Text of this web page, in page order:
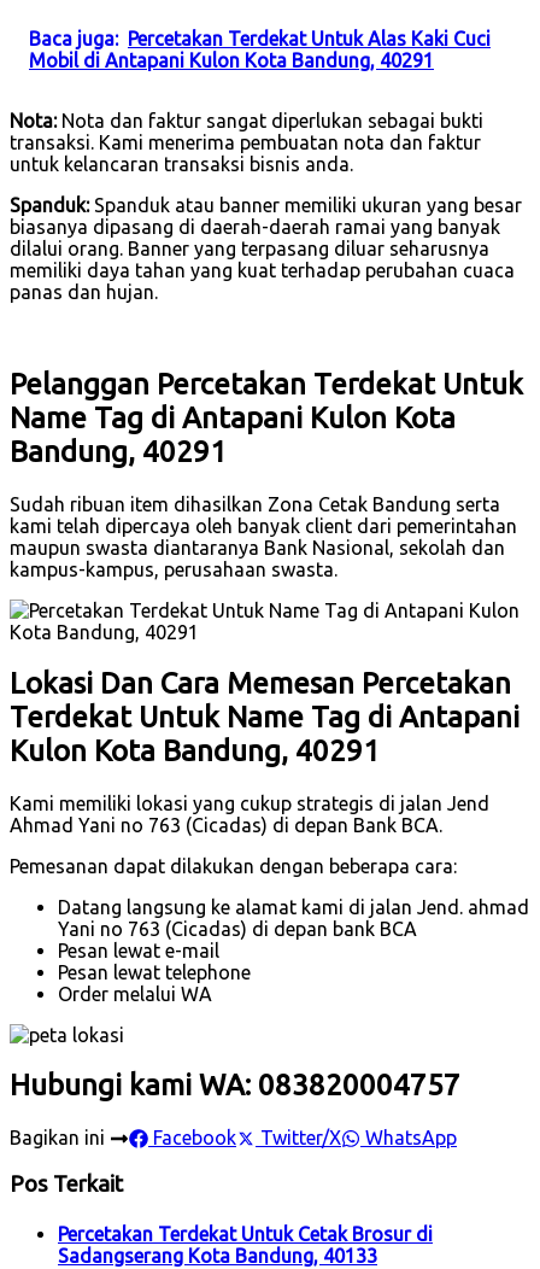
Baca juga: Percetakan Terdekat Untuk Alas Kaki Cuci
Mobil di Antapani Kulon Kota Bandung, 40291
Nota:Nota dan faktur sangat diperlukan sebagai bukti
transaksi. Kami menerima pembuatan nota dan faktur
untuk kelancaran transaksi bisnis anda.
Spanduk:Spanduk atau banner memiliki ukuran yang besar
biasanya dipasang di daerah-daerah ramai yang banyak
dilalui orang. Banner yang terpasang diluar seharusnya
memiliki daya tahan yang kuat terhadap perubahan cuaca
panas dan hujan.
Pelanggan Percetakan Terdekat Untuk
Name Tag di Antapani Kulon Kota
Bandung, 40291
Sudah ribuan item dihasilkan Zona Cetak Bandung serta
kami telah dipercaya oleh banyak client dari pemerintahan
maupun swasta diantaranya Bank Nasional, sekolah dan
kampus-kampus, perusahaan swasta.
Lokasi Dan Cara Memesan Percetakan
Terdekat Untuk Name Tag di Antapani
Kulon Kota Bandung, 40291
Kami memiliki lokasi yang cukup strategis di jalan Jend
Ahmad Yani no 763 (Cicadas) di depan Bank BCA.
Pemesanan dapat dilakukan dengan beberapa cara:
Datang langsung ke alamat kami di jalan Jend. ahmad
Yani no 763 (Cicadas) di depan bank BCA
Pesan lewat e-mail
Pesan lewat telephone
Order melalui WA
Hubungi kami WA: 083820004757
Bagikan ini Facebook Twitter/X WhatsApp
Pos Terkait
Percetakan Terdekat Untuk Cetak Brosur di
Sadangserang Kota Bandung, 40133